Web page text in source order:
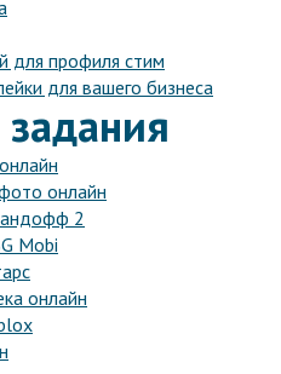
для профиля стим
для вашего бизнеса
онлайн
2
Mobi
онлайн